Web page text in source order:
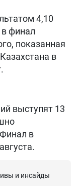
4,10
финал
показанная
в
выступят 13
в
и инсайды